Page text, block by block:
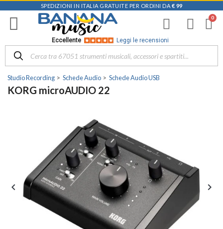
SPEDIZIONI IN ITALIA GRATUITE PER ORDINI DA € 99
Eccellente Leggi le recensioni
Studio Recording Schede Audio Schede Audio USB
KORG microAUDIO 22
 